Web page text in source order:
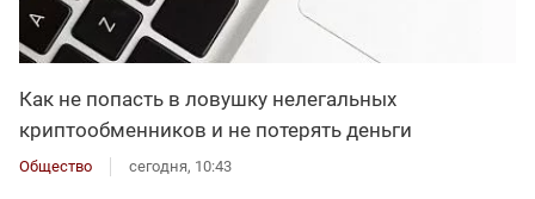
Как не попасть в ловушку нелегальных
криптообменников и не потерять деньги
Общество сегодня, 10:43